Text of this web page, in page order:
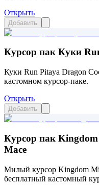
Открыть
Добавить
Курсор пак Куки
Куки Run Pitaya Dragon
кастомном курсор-паке.
Открыть
Добавить
Курсор пак
Mace
Милый курсор Kingdom
бесплатный кастомный